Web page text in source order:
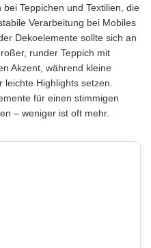
Teppichen und Textilien, die
Verarbeitung bei Mobiles
Dekoelemente sollte sich an
runder Teppich mit
Akzent, während kleine
Highlights setzen.
für einen stimmigen
– weniger ist oft mehr.